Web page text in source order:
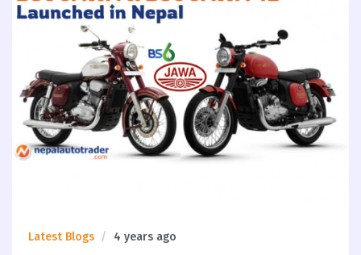
Latest Blogs 4 years ago